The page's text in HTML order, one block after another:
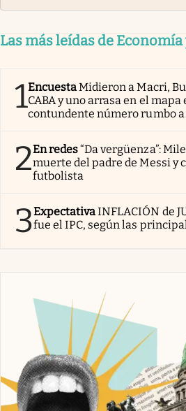
Las más leídas de
1EncuestaMidieron a Macri,
CABA y uno arrasa en el
contundente número rumbo a
2En redes“Da vergüenza”:
muerte del padre de Messi y
futbolista
3ExpectativaINFLACIÓN de
fue el IPC, según las